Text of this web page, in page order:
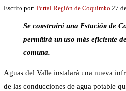
Escrito por: Portal Región de Coquimbo 27
Se construirá una Estación de
permitirá un uso más eficiente
comuna.
Aguas del Valle instalará una nueva
de las conducciones de agua potable